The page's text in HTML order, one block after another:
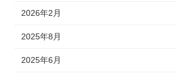
2026年2月
2025年8月
2025年6月